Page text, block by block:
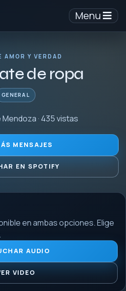
Menu
AMOR Y VERDAD
de ropa
GENERAL
· 435 vistas
MENSAJES
EN SPOTIFY
en ambas opciones. Elige
AUDIO
VIDEO